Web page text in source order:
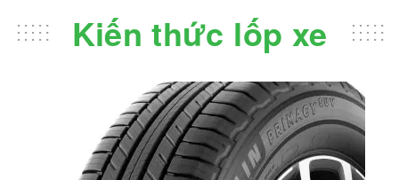
Kiến thức lốp xe